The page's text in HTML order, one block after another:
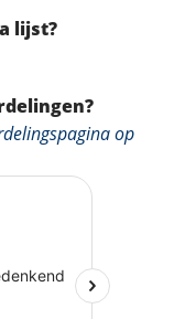
lijst?
op